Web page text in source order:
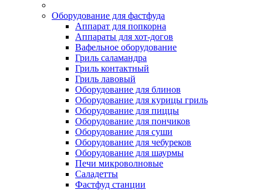
Оборудование для фастфуда
Аппарат для попкорна
Аппараты для хот-догов
Вафельное оборудование
Гриль саламандра
Гриль контактный
Гриль лавовый
Оборудование для блинов
Оборудование для курицы гриль
Оборудование для пиццы
Оборудование для пончиков
Оборудование для суши
Оборудование для чебуреков
Оборудование для шаурмы
Печи микроволновые
Саладетты
Фастфуд станции